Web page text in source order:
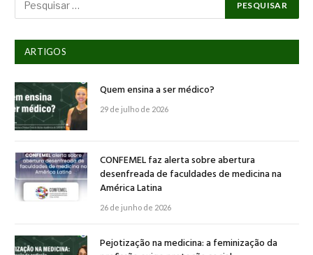
ARTIGOS
Quem ensina a ser médico?
29 de julho de 2026
CONFEMEL faz alerta sobre abertura
desenfreada de faculdades de medicina na
América Latina
26 de junho de 2026
Pejotização na medicina: a feminização da